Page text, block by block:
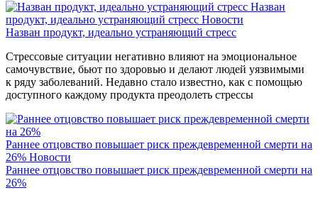
Назван
продукт, идеально устраняющий стресс Новости
Назван продукт, идеально устраняющий стресс
Стрессовые ситуации негативно влияют на эмоциональное
самочувствие, бьют по здоровью и делают людей уязвимыми
к ряду заболеваний. Недавно стало известно, как с помощью
доступного каждому продукта преодолеть стрессы
Раннее отцовство повышает риск преждевременной смерти на
26% Новости
Раннее отцовство повышает риск преждевременной смерти на
26%